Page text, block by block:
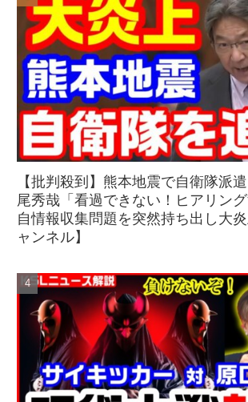
【批判殺到】熊本地震で自衛隊派
尾秀哉「看過できない！ヒアリン
自情報収集問題を突然持ち出し大
ャンネル】